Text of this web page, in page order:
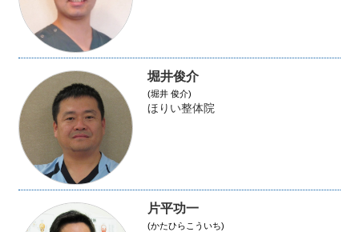
堀井俊介
(堀井 俊介)
ほりい整体院
片平功一
(かたひらこういち)